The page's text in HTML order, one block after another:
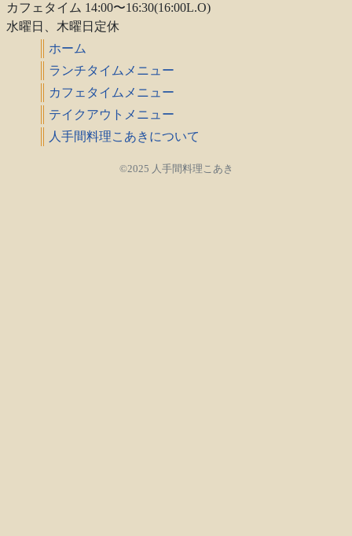
カフェタイム 14:00〜16:30(16:00L.O)
水曜日、木曜日定休
ホーム
ランチタイムメニュー
カフェタイムメニュー
テイクアウトメニュー
人手間料理こあきについて
©2025 人手間料理こあき